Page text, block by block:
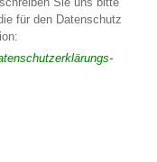
für den Datenschutz